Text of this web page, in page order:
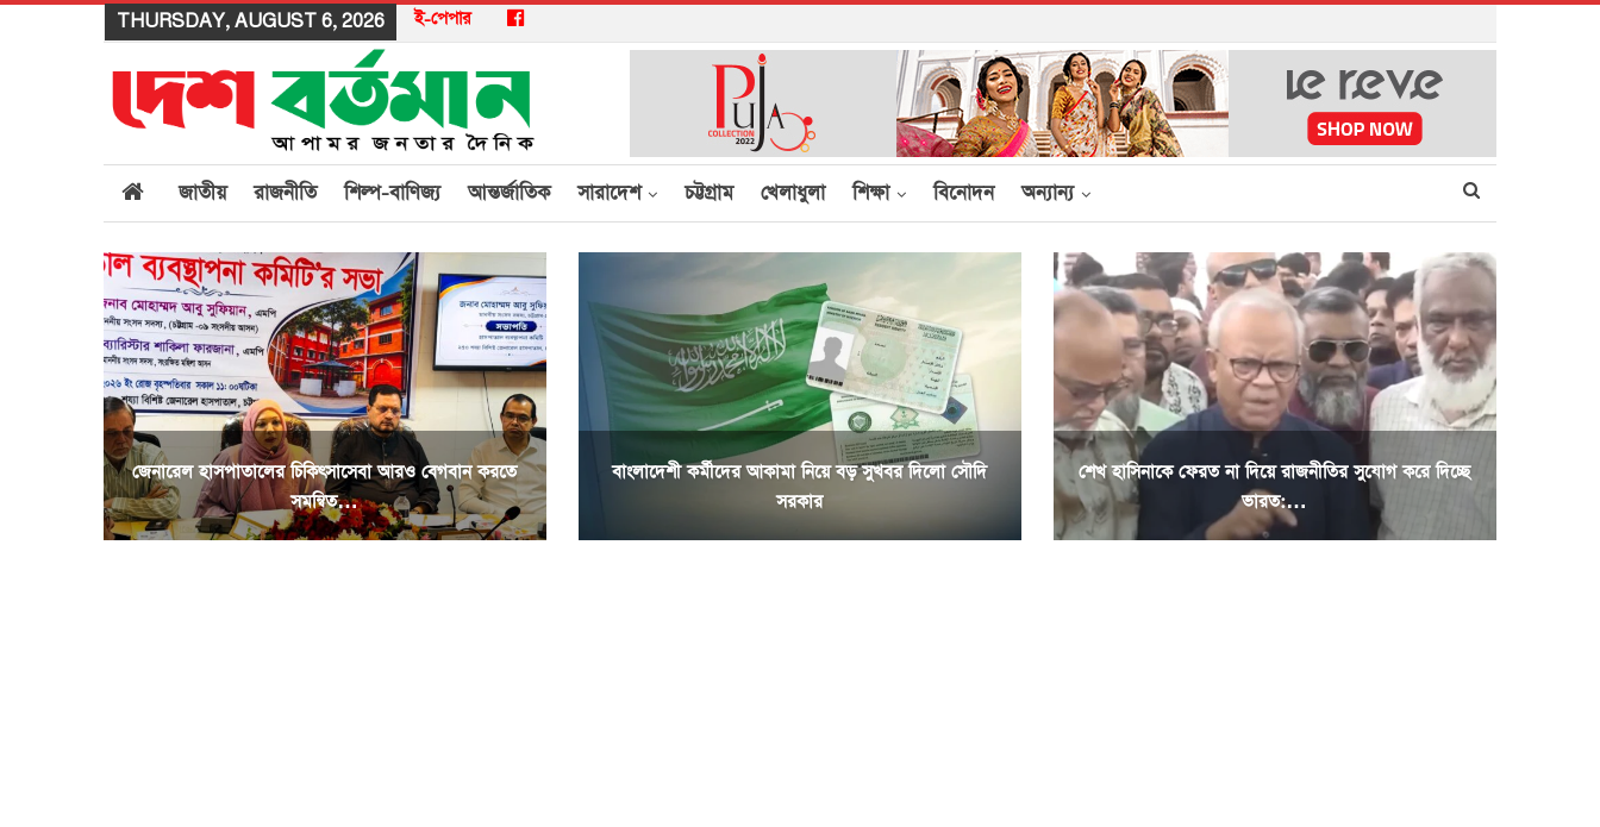
THURSDAY, AUGUST 6, 2026 ই-পেপার
জাতীয় রাজনীতি শিল্প-বাণিজ্য আন্তর্জাতিক সারাদেশ চট্টগ্রাম খেলাধুলা শিক্ষা বিনোদন অন্যান্য
জেনারেল হাসপাতালের চিকিৎসাসেবা আরও বেগবান করতে
সমন্বিত…
বাংলাদেশী কর্মীদের আকামা নিয়ে বড় সুখবর দিলো সৌদি
সরকার
শেখ হাসিনাকে ফেরত না দিয়ে রাজনীতির সুযোগ করে দিচ্ছে
ভারত:…